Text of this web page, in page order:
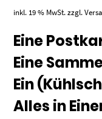
Preis
war:
6,00 €
inkl. 19 % MwSt. zzgl.
Eine
Eine
Ein
Alles in